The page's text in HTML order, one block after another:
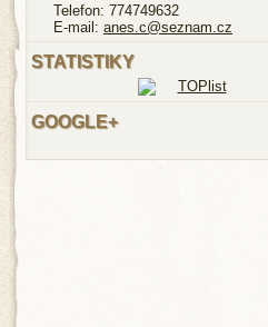
Telefon: 774749632
E-mail: anes.c@seznam.cz
STATISTIKY
GOOGLE+